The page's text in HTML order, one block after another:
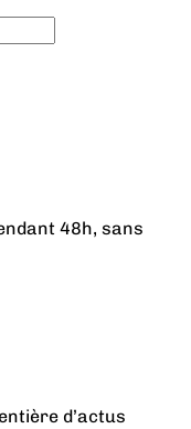
48h, sans
d’actus